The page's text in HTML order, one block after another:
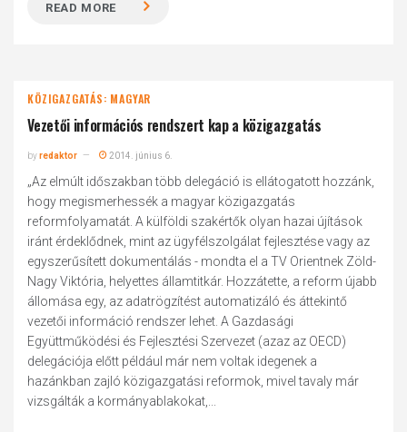
READ MORE
KÖZIGAZGATÁS: MAGYAR
Vezetői információs rendszert kap a közigazgatás
byredaktor 2014. június 6.
„Az elmúlt időszakban több delegáció is ellátogatott hozzánk,
hogy megismerhessék a magyar közigazgatás
reformfolyamatát. A külföldi szakértők olyan hazai újítások
iránt érdeklődnek, mint az ügyfélszolgálat fejlesztése vagy az
egyszerűsített dokumentálás - mondta el a TV Orientnek Zöld-
Nagy Viktória, helyettes államtitkár. Hozzátette, a reform újabb
állomása egy, az adatrögzítést automatizáló és áttekintő
vezetői információ rendszer lehet. A Gazdasági
Együttműködési és Fejlesztési Szervezet (azaz az OECD)
delegációja előtt például már nem voltak idegenek a
hazánkban zajló közigazgatási reformok, mivel tavaly már
vizsgálták a kormányablakokat,...